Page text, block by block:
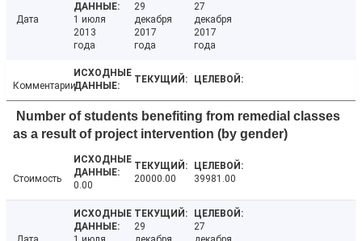
Дата
1 июля
2013
года
29
декабря
2017
года
27
декабря
2017
года
Комментарии
Number of students benefiting from remedial classes
as a result of project intervention (by gender)
Стоимость
0.00
20000.00 39981.00
29
27